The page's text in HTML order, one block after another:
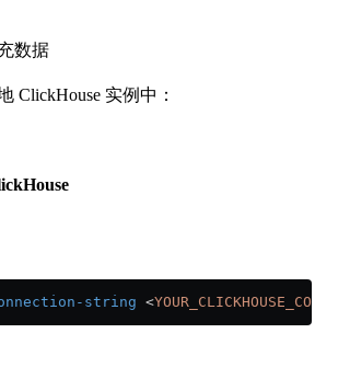
数据
ClickHouse 实例中：
string <